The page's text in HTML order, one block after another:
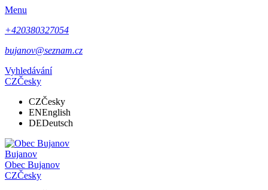
Menu
+420380327054
bujanov@seznam.cz
Vyhledávání
CZČesky
CZČesky
ENEnglish
DEDeutsch
Bujanov
Obec Bujanov
CZČesky